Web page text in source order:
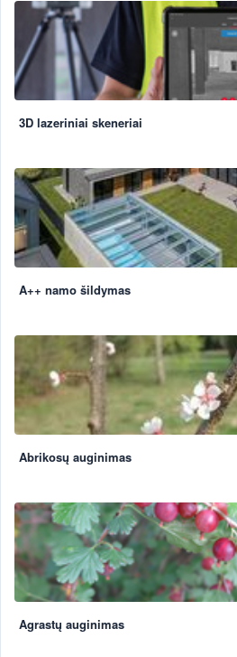
3D lazeriniai skeneriai
A++ namo šildymas
Abrikosų auginimas
Agrastų auginimas